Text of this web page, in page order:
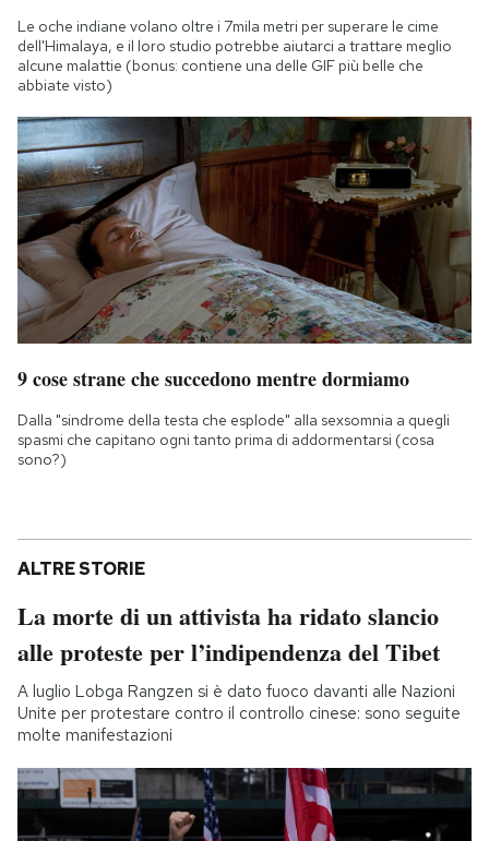
Le oche indiane volano oltre i 7mila metri per superare le cime
dell'Himalaya, e il loro studio potrebbe aiutarci a trattare meglio
alcune malattie (bonus: contiene una delle GIF più belle che
abbiate visto)
9 cose strane che succedono mentre dormiamo
Dalla "sindrome della testa che esplode" alla sexsomnia a quegli
spasmi che capitano ogni tanto prima di addormentarsi (cosa
sono?)
ALTRE STORIE
La morte di un attivista ha ridato slancio
alle proteste per l’indipendenza del Tibet
A luglio Lobga Rangzen si è dato fuoco davanti alle Nazioni
Unite per protestare contro il controllo cinese: sono seguite
molte manifestazioni